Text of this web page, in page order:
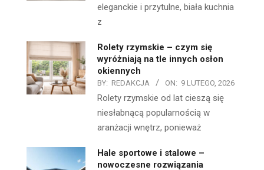
eleganckie i przytulne, biała kuchnia
z
Rolety rzymskie – czym się
wyróżniają na tle innych osłon
okiennych
BY: REDAKCJA ON: 9 LUTEGO, 2026
Rolety rzymskie od lat cieszą się
niesłabnącą popularnością w
aranżacji wnętrz, ponieważ
Hale sportowe i stalowe –
nowoczesne rozwiązania